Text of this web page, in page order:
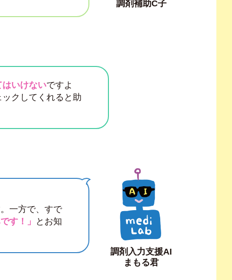
調剤補助C子
いけないですよ
クしてくれると助
調剤入力支援AI
まもる君
一方で、すで
す！」
とお知